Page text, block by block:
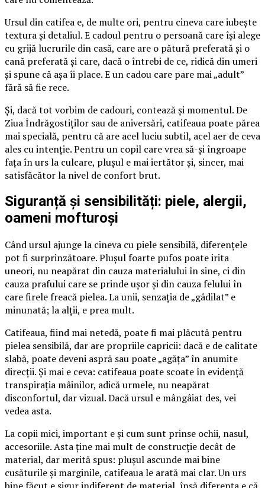
Ursul din catifea e, de multe ori, pentru cineva care iubește
textura și detaliul. E cadoul pentru o persoană care își alege
cu grijă lucrurile din casă, care are o pătură preferată și o
cană preferată și care, dacă o întrebi de ce, ridică din umeri
și spune că așa îi place. E un cadou care pare mai „adult”
fără să fie rece.
Și, dacă tot vorbim de cadouri, contează și momentul. De
Ziua Îndrăgostiților sau de aniversări, catifeaua poate părea
mai specială, pentru că are acel luciu subtil, acel aer de ceva
ales cu intenție. Pentru un copil care vrea să-și îngroape
fața în urs la culcare, plușul e mai iertător și, sincer, mai
satisfăcător la nivel de confort brut.
Siguranță și sensibilități: piele, alergii,
oameni mofturoși
Când ursul ajunge la cineva cu piele sensibilă, diferențele
pot fi surprinzătoare. Plușul foarte pufos poate irita
uneori, nu neapărat din cauza materialului în sine, ci din
cauza prafului care se prinde ușor și din cauza felului în
care firele freacă pielea. La unii, senzația de „gâdilat” e
minunată; la alții, e prea mult.
Catifeaua, fiind mai netedă, poate fi mai plăcută pentru
pielea sensibilă, dar are propriile capricii: dacă e de calitate
slabă, poate deveni aspră sau poate „agăța” în anumite
direcții. Și mai e ceva: catifeaua poate scoate în evidență
transpirația mâinilor, adică urmele, nu neapărat
disconfortul, dar vizual. Dacă ursul e mângâiat des, vei
vedea asta.
La copii mici, important e și cum sunt prinse ochii, nasul,
accesoriile. Asta ține mai mult de construcție decât de
material, dar merită spus: plușul ascunde mai bine
cusăturile și marginile, catifeaua le arată mai clar. Un urs